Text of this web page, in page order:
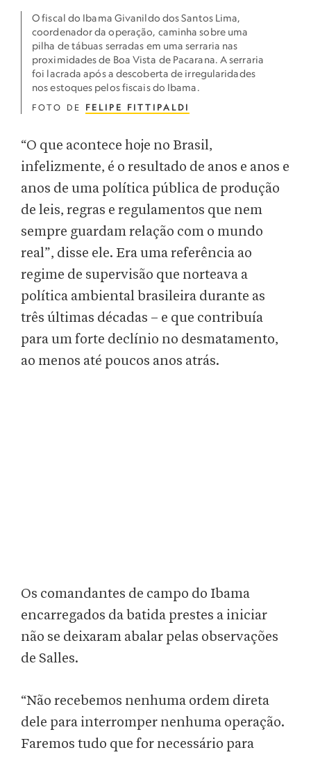
O fiscal do Ibama Givanildo dos Santos Lima,
coordenador da operação, caminha sobre uma
pilha de tábuas serradas em uma serraria nas
proximidades de Boa Vista de Pacarana. A serraria
foi lacrada após a descoberta de irregularidades
nos estoques pelos fiscais do Ibama.
FOTO DE FELIPE FITTIPALDI
“O que acontece hoje no Brasil,
infelizmente, é o resultado de anos e anos e
anos de uma política pública de produção
de leis, regras e regulamentos que nem
sempre guardam relação com o mundo
real”, disse ele. Era uma referência ao
regime de supervisão que norteava a
política ambiental brasileira durante as
três últimas décadas – e que contribuía
para um forte declínio no desmatamento,
ao menos até poucos anos atrás.
Os comandantes de campo do Ibama
encarregados da batida prestes a iniciar
não se deixaram abalar pelas observações
de Salles.
“Não recebemos nenhuma ordem direta
dele para interromper nenhuma operação.
Faremos tudo que for necessário para